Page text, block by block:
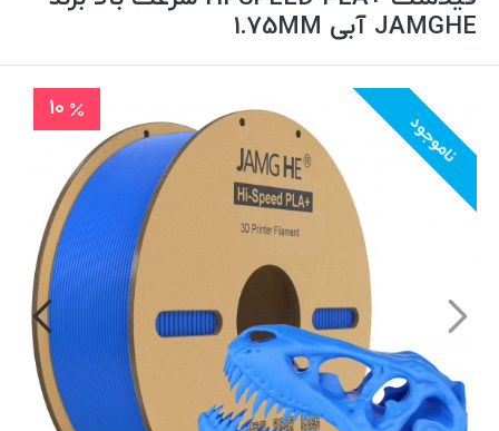
JAMGHE آبی 1.75MM
ناموجود
10